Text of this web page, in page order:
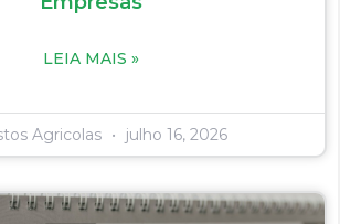
LEIA MAIS »
Agricolas julho 16, 2026